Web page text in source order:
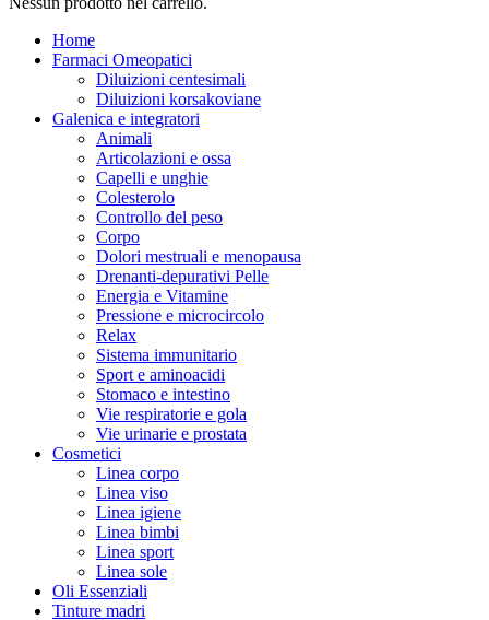
Home
Farmaci Omeopatici
Diluizioni centesimali
Diluizioni korsakoviane
Galenica e integratori
Animali
Articolazioni e ossa
Capelli e unghie
Colesterolo
Controllo del peso
Corpo
Dolori mestruali e menopausa
Drenanti-depurativi Pelle
Energia e Vitamine
Pressione e microcircolo
Relax
Sistema immunitario
Sport e aminoacidi
Stomaco e intestino
Vie respiratorie e gola
Vie urinarie e prostata
Cosmetici
Linea corpo
Linea viso
Linea igiene
Linea bimbi
Linea sport
Linea sole
Oli Essenziali
Tinture madri